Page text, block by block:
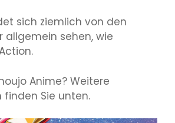
sich ziemlich von den
allgemein sehen, wie
Anime? Weitere
Sie unten.